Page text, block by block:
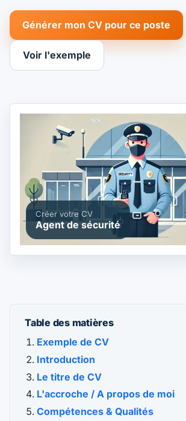
Générer mon CV pour ce poste
Voir l'exemple
Créer votre CV
Agent de sécurité
Table des matières
Exemple de CV
Introduction
Le titre de CV
L'accroche / A propos de moi
Compétences & Qualités